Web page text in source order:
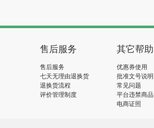
售后服务
售后服务
七天无理由退换货
退换货流程
评价管理制度
其它帮助
优惠券使用
批准文号说明
常见问题
平台违禁商
电商证照